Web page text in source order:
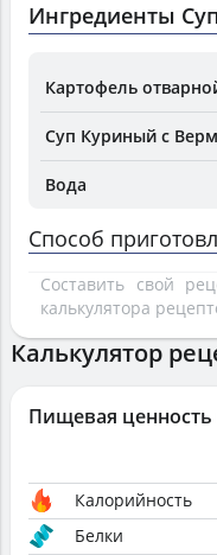
Ингредиенты
Картофель
Суп Куриный с
Вода
Способ
Составить свой
калькулятора
Калькулятор
Пищевая ценность
Калорийность
Белки